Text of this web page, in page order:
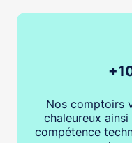
Nos comptoirs
chaleureux
compétence